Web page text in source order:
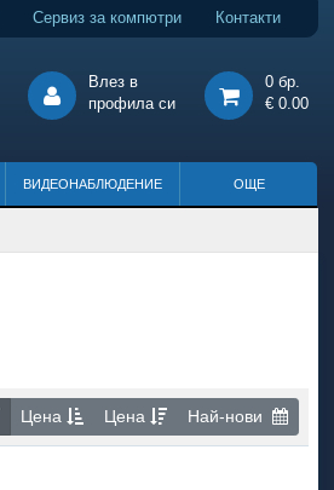
Сервиз за компютри Контакти
Влез в
профила си
0 бр.
€ 0.00
ВИДЕОНАБЛЮДЕНИЕ ОЩЕ
Цена Цена Най-нови